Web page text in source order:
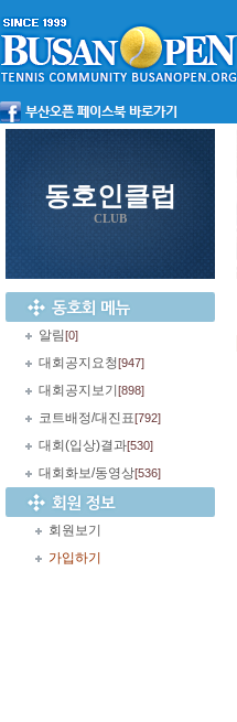
동호인클럽
CLUB
알림[0]
대회공지요청[947]
대회공지보기 [898]
코트배정/대진표[792]
대회(입상)결과[530]
대회화보/동영상[536]
회원보기
가입하기